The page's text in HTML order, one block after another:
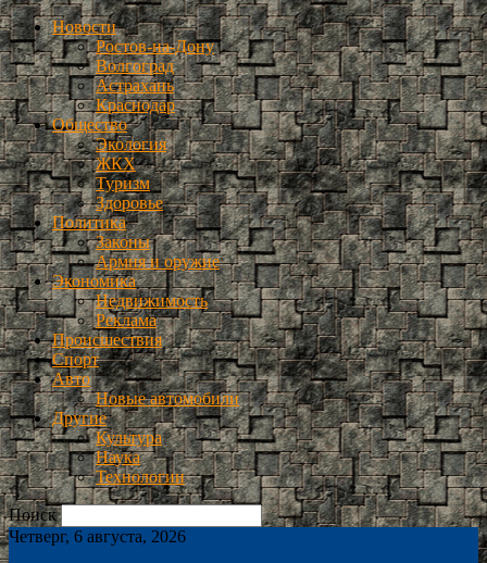
Новости
Ростов-на-Дону
Волгоград
Астрахань
Краснодар
Общество
Экология
ЖКХ
Туризм
Здоровье
Политика
Законы
Армия и оружие
Экономика
Недвижимость
Реклама
Происшествия
Спорт
Авто
Новые автомобили
Другие
Культура
Наука
Технологии
Поиск
Четверг, 6 августа, 2026